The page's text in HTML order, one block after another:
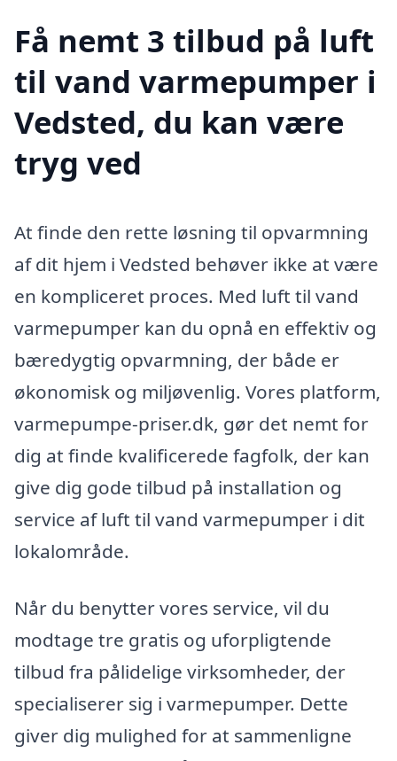
Få nemt 3 tilbud på luft
til vand varmepumper i
Vedsted, du kan være
tryg ved
At finde den rette løsning til opvarmning
af dit hjem i Vedsted behøver ikke at være
en kompliceret proces. Med luft til vand
varmepumper kan du opnå en effektiv og
bæredygtig opvarmning, der både er
økonomisk og miljøvenlig. Vores platform,
varmepumpe-priser.dk, gør det nemt for
dig at finde kvalificerede fagfolk, der kan
give dig gode tilbud på installation og
service af luft til vand varmepumper i dit
lokalområde.
Når du benytter vores service, vil du
modtage tre gratis og uforpligtende
tilbud fra pålidelige virksomheder, der
specialiserer sig i varmepumper. Dette
giver dig mulighed for at sammenligne